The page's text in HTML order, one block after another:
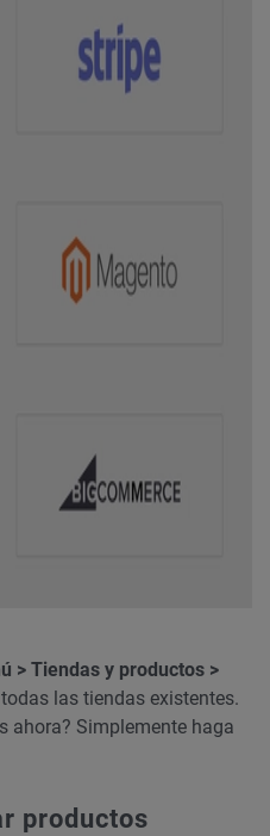
> Tiendas y productos >
las tiendas existentes.
ahora? Simplemente haga
productos